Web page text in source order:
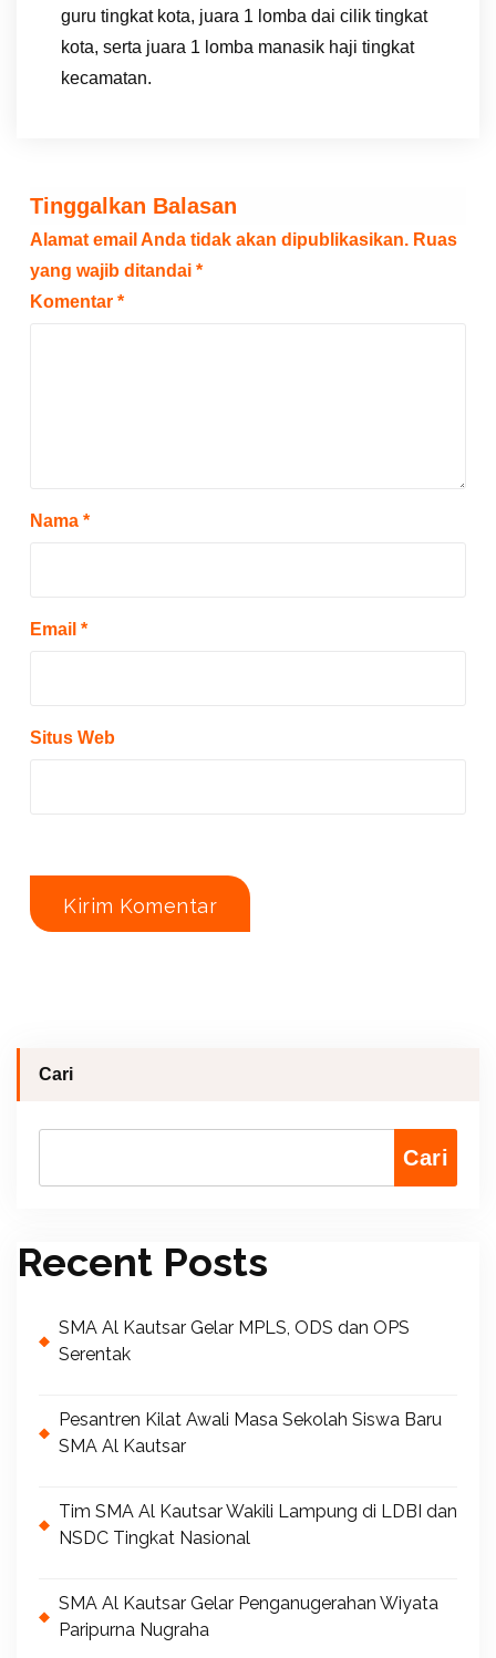
guru tingkat kota, juara 1 lomba dai cilik tingkat
kota, serta juara 1 lomba manasik haji tingkat
kecamatan.
Tinggalkan Balasan
Alamat email Anda tidak akan dipublikasikan. Ruas
yang wajib ditandai *
Komentar *
Nama *
Email *
Situs Web
Cari
Cari
Recent Posts
SMA Al Kautsar Gelar MPLS, ODS dan OPS
Serentak
Pesantren Kilat Awali Masa Sekolah Siswa Baru
SMA Al Kautsar
Tim SMA Al Kautsar Wakili Lampung di LDBI dan
NSDC Tingkat Nasional
SMA Al Kautsar Gelar Penganugerahan Wiyata
Paripurna Nugraha